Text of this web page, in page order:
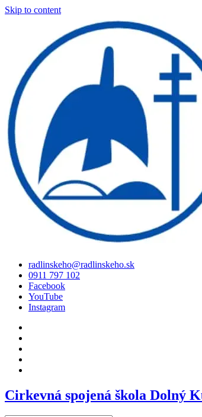
Skip to content
radlinskeho@radlinskeho.sk
0911 797 102
Facebook
YouTube
Instagram
Cirkevná spojená škola Dolný